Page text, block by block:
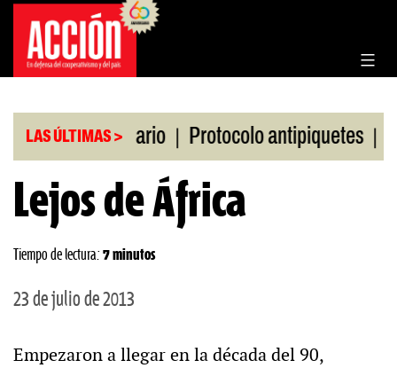
Saltar
contenido
LAS ÚLTIMAS >
de Rosario Protocolo antipiquetes | FATE
Lejos de África
Tiempo de lectura: 7 minutos
23 de julio de 2013
Empezaron a llegar en la década del 90,